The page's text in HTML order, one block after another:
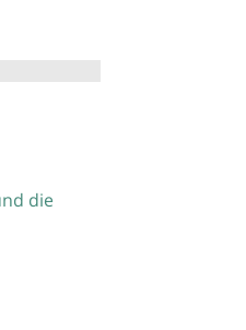
die